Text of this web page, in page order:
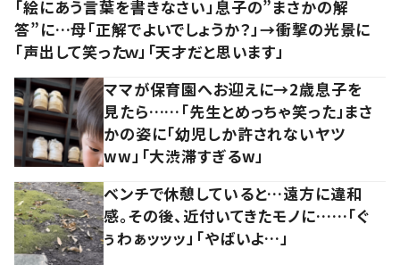
「絵にあう言葉を書きなさい」息子の”まさかの解
答”に…母「正解でよいでしょうか？」→衝撃の光景に
「声出して笑ったｗ」「天才だと思います」
ママが保育園へお迎えに→2歳息子を
見たら……「先生とめっちゃ笑った」まさ
かの姿に「幼児しか許されないヤツ
ww」「大渋滞すぎるw」
ベンチで休憩していると…遠方に違和
感。その後、近付いてきたモノに……「ぐ
ぅわぁッッッ」「やばいよ…」